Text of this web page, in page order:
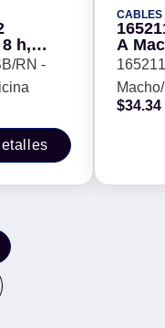
h,
RN -
CABLES
A
$34.34